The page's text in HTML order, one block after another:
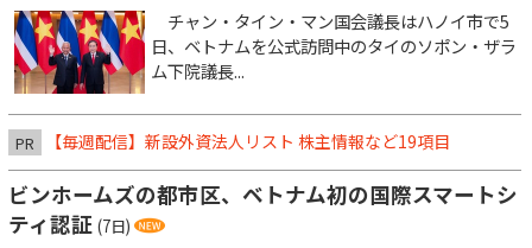
チャン・タイン・マン国会議長はハノイ市で5
日、ベトナムを公式訪問中のタイのソポン・ザラ
ム下院議長...
PR 【毎週配信】新設外資法人リスト 株主情報など19項目
ビンホームズの都市区、ベトナム初の国際スマートシ
ティ認証 (7日)